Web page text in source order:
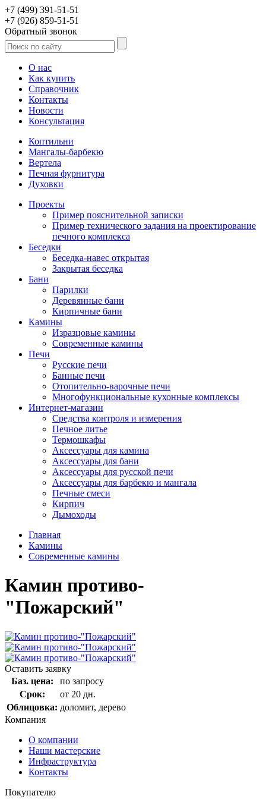
+7 (499) 391-51-51
+7 (926) 859-51-51
Обратный звонок
О нас
Как купить
Справочник
Контакты
Новости
Консультация
Коптильни
Мангалы-барбекю
Вертела
Печная фурнитура
Духовки
Проекты
Пример пояснительной записки
Пример технического задания на проектирование
печного комплекса
Беседки
Беседка-навес открытая
Закрытая беседка
Бани
Парилки
Деревянные бани
Кирпичные бани
Камины
Изразцовые камины
Современные камины
Печи
Русские печи
Банные печи
Отопительно-варочные печи
Многофункциональные кухонные комплексы
Интернет-магазин
Средства контроля и измерения
Печное литье
Термошкафы
Аксессуары для камина
Аксессуары для бани
Аксессуары для русской печи
Аксессуары для барбекю и мангала
Печные смеси
Кирпич
Дымоходы
Главная
Камины
Современные камины
Камин противо-
"Пожарский"
Оставить заявку
Баз. цена:
по запросу
Срок:
от 20 дн.
Облицовка: доломит, дерево
Компания
О компании
Наши мастерские
Инфраструктура
Контакты
Покупателю